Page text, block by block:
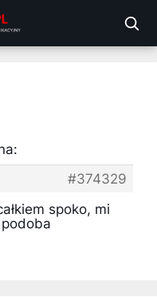
#374329
spoko, mi
podoba